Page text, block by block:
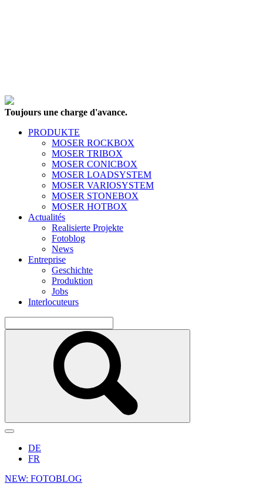
Toujours une charge d'avance.
PRODUKTE
MOSER ROCKBOX
MOSER TRIBOX
MOSER CONICBOX
MOSER LOADSYSTEM
MOSER VARIOSYSTEM
MOSER STONEBOX
MOSER HOTBOX
Actualités
Realisierte Projekte
Fotoblog
News
Entreprise
Geschichte
Produktion
Jobs
Interlocuteurs
DE
FR
NEW: FOTOBLOG